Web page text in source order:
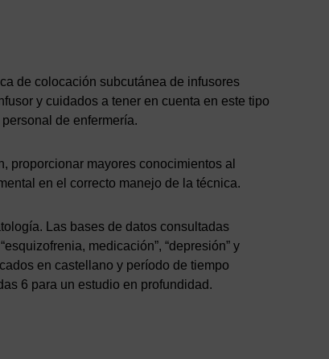
de colocación subcutánea de infusores
y cuidados a tener en cuenta en este tipo
de enfermería.
proporcionar mayores conocimientos al
en el correcto manejo de la técnica.
Las bases de datos consultadas
medicación”, “depresión” y
en castellano y período de tiempo
6 para un estudio en profundidad.